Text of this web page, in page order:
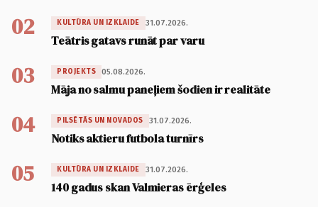
02 KULTŪRA UN IZKLAIDE 31.07.2026.
Teātris gatavs runāt par varu
03 PROJEKTS 05.08.2026.
Māja no salmu paneļiem šodien ir realitāte
04 PILSĒTĀS UN NOVADOS 31.07.2026.
Notiks aktieru futbola turnīrs
05 KULTŪRA UN IZKLAIDE 31.07.2026.
140 gadus skan Valmieras ērģeles